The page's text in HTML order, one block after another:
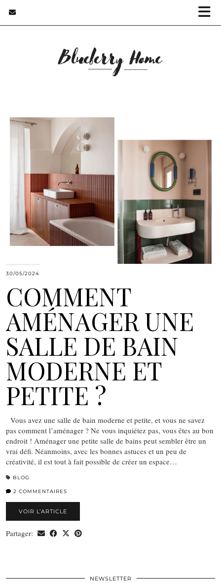
30/05/2024
COMMENT
AMÉNAGER UNE
SALLE DE BAIN
MODERNE ET
PETITE ?
Vous avez une salle de bain moderne et petite, et vous ne savez
pas comment l’aménager ? Ne vous inquiétez pas, vous êtes au bon
endroit ! Aménager une petite salle de bains peut sembler être un
vrai défi. Néanmoins, avec les bonnes astuces et un peu de
créativité, il est tout à fait possible de créer un espace…
BLOG
2 COMMENTAIRES
VOIR L’ARTICLE
Partager:
NEWSLETTER